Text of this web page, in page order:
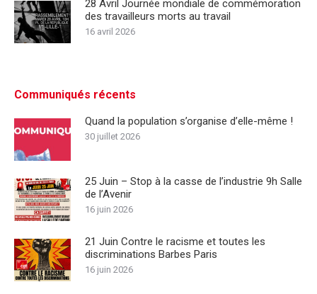
28 Avril Journée mondiale de commémoration
des travailleurs morts au travail
16 avril 2026
Communiqués récents
Quand la population s’organise d’elle-même !
30 juillet 2026
25 Juin – Stop à la casse de l’industrie 9h Salle
de l’Avenir
16 juin 2026
21 Juin Contre le racisme et toutes les
discriminations Barbes Paris
16 juin 2026